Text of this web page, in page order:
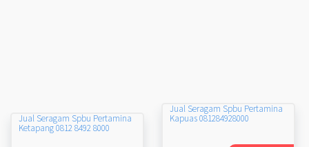
Jual Seragam Spbu Pertamina
Kapuas 081284928000
Jual Seragam Spbu Pertamina
Ketapang 0812 8492 8000